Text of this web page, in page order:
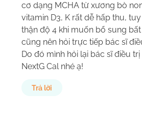
cơ dạng MCHA từ xương bò
vitamin D3, K rất dễ hấp thu,
thận độ 4 khi muốn bổ sung
cũng nên hỏi trực tiếp bác sĩ
Do đó mình hỏi lại bác sĩ điều
NextG Cal nhé ạ!
Trả lời